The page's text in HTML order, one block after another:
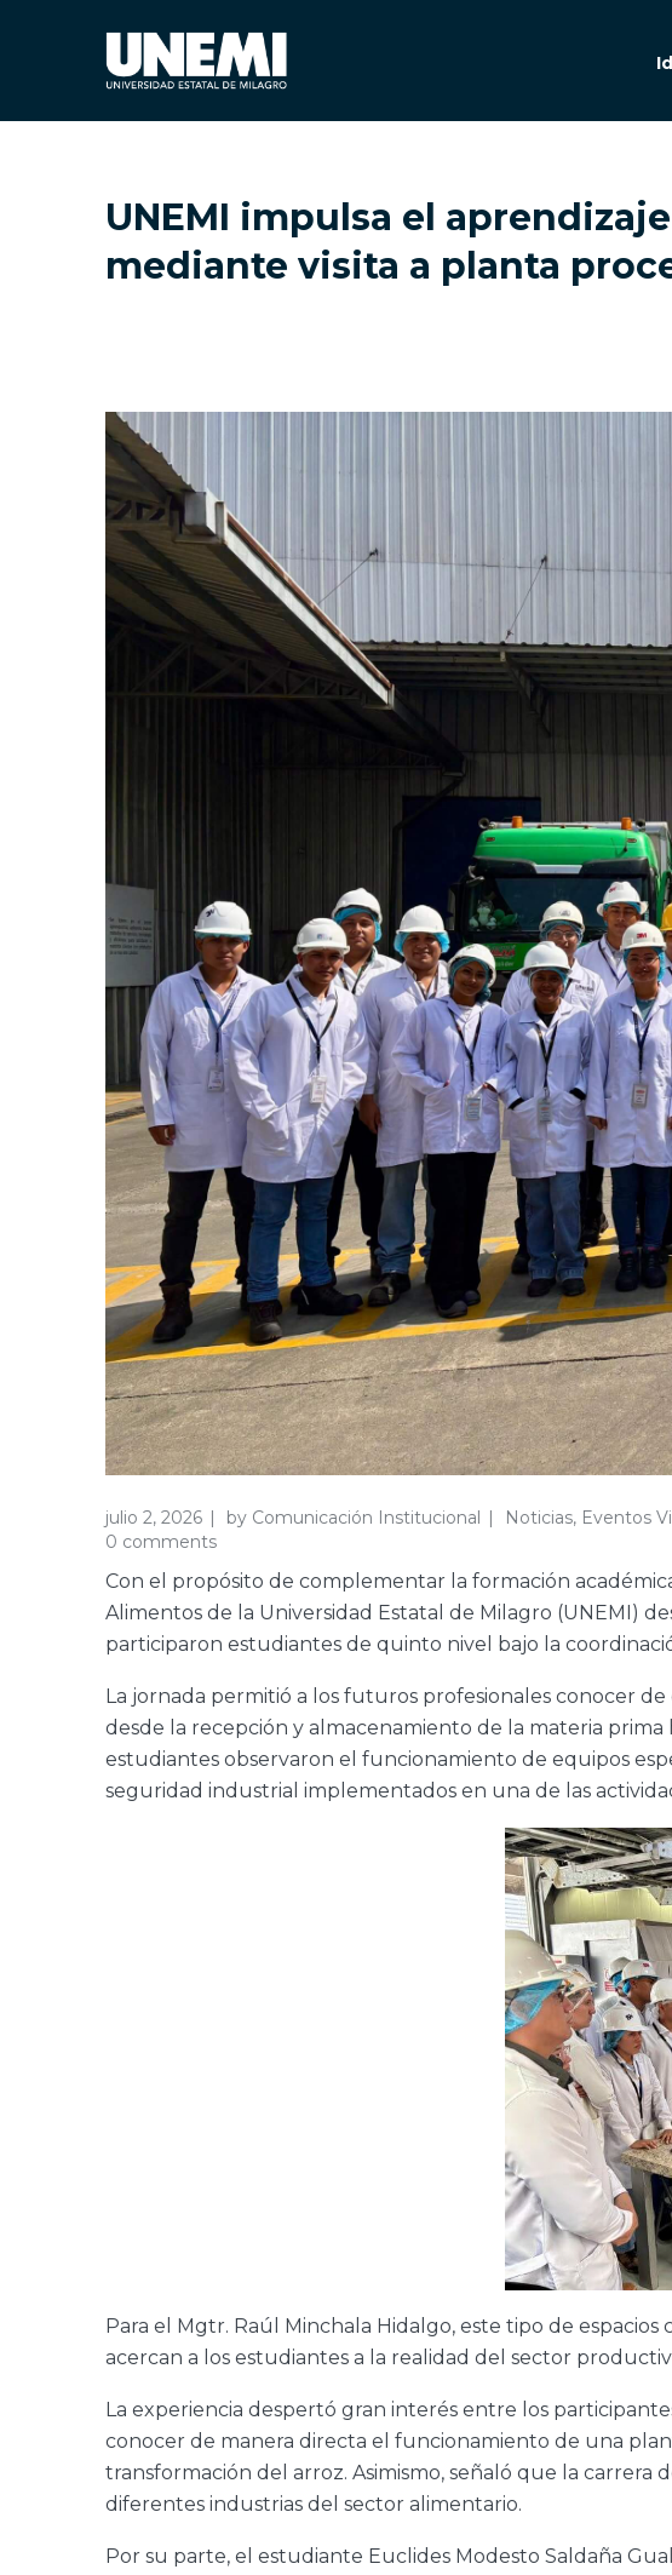
UNEMI impulsa el
mediante visita a planta
julio 2, 2026 by Comunicación Institucional Noticias, Eventos
0 comments
Con el propósito de complementar la formación
Alimentos de la Universidad Estatal de Milagro (UNEMI)
participaron estudiantes de quinto nivel bajo la
La jornada permitió a los futuros profesionales conocer
desde la recepción y almacenamiento de la materia
estudiantes observaron el funcionamiento de equipos
seguridad industrial implementados en una de las
Para el Mgtr. Raúl Minchala Hidalgo, este tipo de
acercan a los estudiantes a la realidad del sector
La experiencia despertó gran interés entre los
conocer de manera directa el funcionamiento de una
transformación del arroz. Asimismo, señaló que la
diferentes industrias del sector alimentario.
Por su parte, el estudiante Euclides Modesto Saldaña